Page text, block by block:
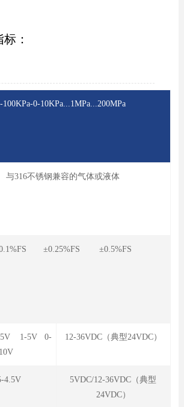
：
-100KPa-0-10KPa...1MPa...200MPa
与316不锈钢兼容的气体或液体
±0.25%FS ±0.5%FS
5V 1-5V 0-
10V
12-36VDC（典型24VDC）
4.5V
5VDC/12-36VDC（典型
24VDC）